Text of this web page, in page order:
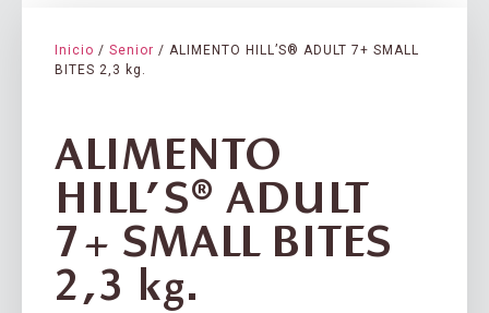
Inicio / Senior / ALIMENTO HILL’S® ADULT 7+ SMALL
BITES 2,3 kg.
ALIMENTO
HILL’S® ADULT
7+ SMALL BITES
2,3 kg.